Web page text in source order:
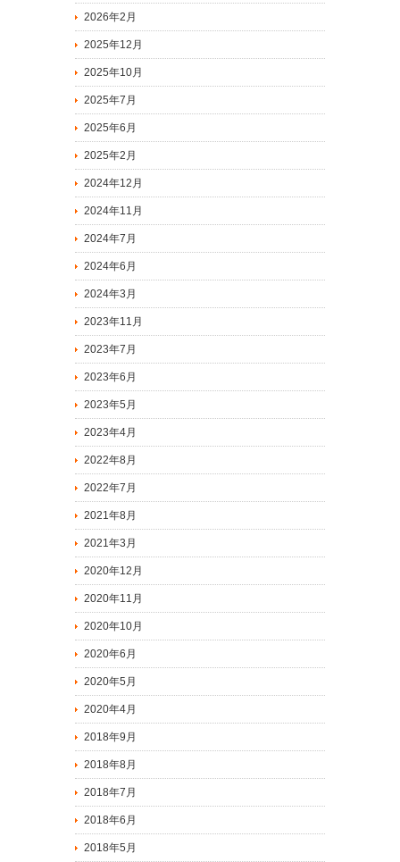
2026年2月
2025年12月
2025年10月
2025年7月
2025年6月
2025年2月
2024年12月
2024年11月
2024年7月
2024年6月
2024年3月
2023年11月
2023年7月
2023年6月
2023年5月
2023年4月
2022年8月
2022年7月
2021年8月
2021年3月
2020年12月
2020年11月
2020年10月
2020年6月
2020年5月
2020年4月
2018年9月
2018年8月
2018年7月
2018年6月
2018年5月